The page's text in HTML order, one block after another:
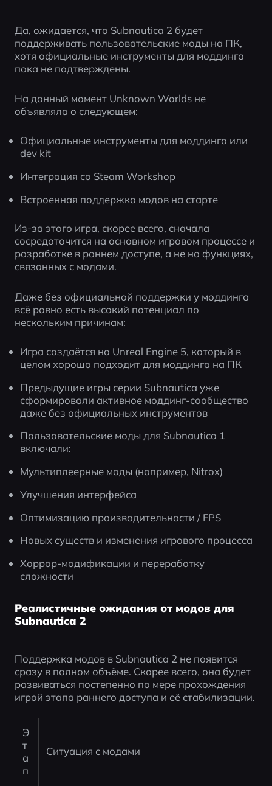
Да, ожидается, что Subnautica 2 будет
поддерживать пользовательские моды на ПК,
хотя официальные инструменты для моддинга
пока не подтверждены.
На данный момент Unknown Worlds не
объявляла о следующем:
Официальные инструменты для моддинга или
dev kit
Интеграция со Steam Workshop
Встроенная поддержка модов на старте
Из-за этого игра, скорее всего, сначала
сосредоточится на основном игровом процессе и
разработке в раннем доступе, а не на функциях,
связанных с модами.
Даже без официальной поддержки у моддинга
всё равно есть высокий потенциал по
нескольким причинам:
Игра создаётся на Unreal Engine 5, который в
целом хорошо подходит для моддинга на ПК
Предыдущие игры серии Subnautica уже
сформировали активное моддинг-сообщество
даже без официальных инструментов
Пользовательские моды для Subnautica 1
включали:
Мультиплеерные моды (например, Nitrox)
Улучшения интерфейса
Оптимизацию производительности / FPS
Новых существ и изменения игрового процесса
Хоррор-модификации и переработку
сложности
Реалистичные ожидания от модов для
Subnautica 2
Поддержка модов в Subnautica 2 не появится
сразу в полном объёме. Скорее всего, она будет
развиваться постепенно по мере прохождения
игрой этапа раннего доступа и её стабилизации.
Э
т
а
п
Ситуация с модами